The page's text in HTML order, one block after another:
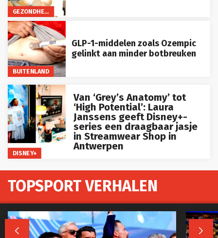
GEZONDHEID
BUITENLAND
GLP-1-middelen zoals Ozempic
gelinkt aan minder botbreuken
DISNEY+
Van ‘Grey’s Anatomy’ tot
‘High Potential’: Laura
Janssens geeft Disney+-
series een draagbaar jasje
in Streamwear Shop in
Antwerpen
TOPSPORT VERHALEN
 